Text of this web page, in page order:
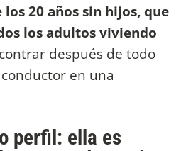
20 años sin hijos, que
los adultos viviendo
después de todo
en una
perfil: ella es